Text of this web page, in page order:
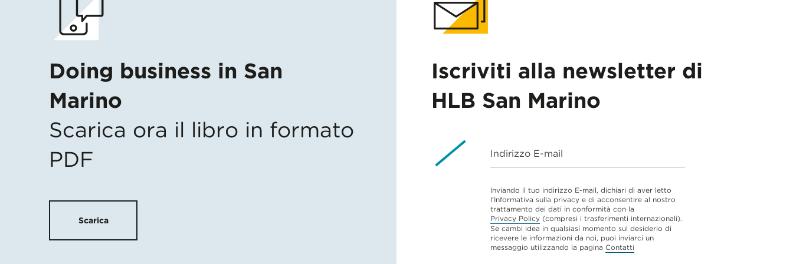
Doing business in San
Marino
Scarica ora il libro in formato
PDF
Scarica
Iscriviti alla newsletter di
HLB San Marino
Indirizzo E-mail
Inviando il tuo indirizzo E-mail, dichiari di aver letto
l'Informativa sulla privacy e di acconsentire al nostro
trattamento dei dati in conformità con la
Privacy Policy (compresi i trasferimenti internazionali).
Se cambi idea in qualsiasi momento sul desiderio di
ricevere le informazioni da noi, puoi inviarci un
messaggio utilizzando la pagina Contatti